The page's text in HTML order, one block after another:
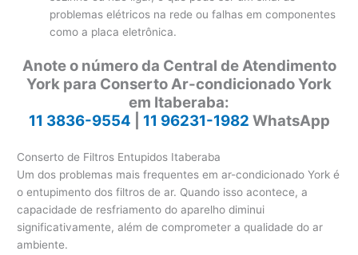
problemas elétricos na rede ou falhas em componentes
como a placa eletrônica.
Anote o número da Central de Atendimento
York para Conserto Ar-condicionado York
em Itaberaba:
11 3836-9554
11 96231-1982 WhatsApp
Conserto de Filtros Entupidos Itaberaba
Um dos problemas mais frequentes em ar-condicionado York é
o entupimento dos filtros de ar. Quando isso acontece, a
capacidade de resfriamento do aparelho diminui
significativamente, além de comprometer a qualidade do ar
ambiente.